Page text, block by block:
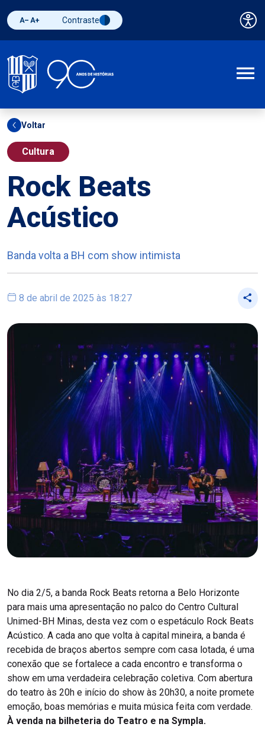
Diminuir fonte
Aumentar fonteAlternar contraste
Contraste
Voltar
Cultura
Rock Beats
Acústico
Banda volta a BH com show intimista
8 de abril de 2025 às 18:27
No dia 2/5, a banda Rock Beats retorna a Belo Horizonte
para mais uma apresentação no palco do Centro Cultural
Unimed-BH Minas, desta vez com o espetáculo Rock Beats
Acústico. A cada ano que volta à capital mineira, a banda é
recebida de braços abertos sempre com casa lotada, é uma
conexão que se fortalece a cada encontro e transforma o
show em uma verdadeira celebração coletiva. Com abertura
do teatro às 20h e início do show às 20h30, a noite promete
emoção, boas memórias e muita música feita com verdade.
À venda na bilheteria do Teatro e na Sympla.